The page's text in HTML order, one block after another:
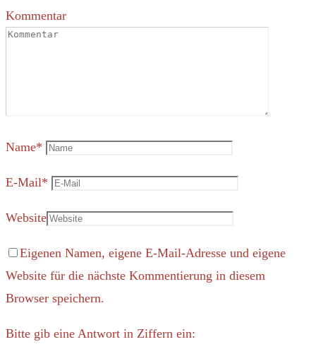
Kommentar
Name*
E-Mail*
Website
Eigenen Namen, eigene E-Mail-Adresse und eigene
Website für die nächste Kommentierung in diesem
Browser speichern.
Bitte gib eine Antwort in Ziffern ein: